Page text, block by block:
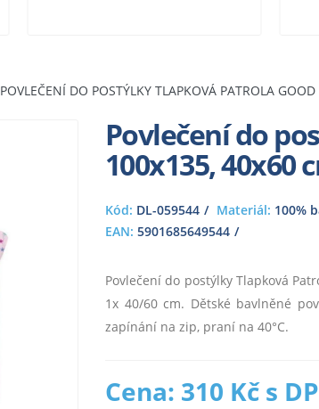
POVLEČENÍ DO POSTÝLKY TLAPKOVÁ PATROLA
Povlečení do
100x135, 40x60
Kód: DL-059544 Materiál: 100%
EAN: 5901685649544
Povlečení do postýlky Tlapková
1x 40/60 cm. Dětské bavlněné
zapínání na zip, praní na 40°C.
Cena: 310 Kč s